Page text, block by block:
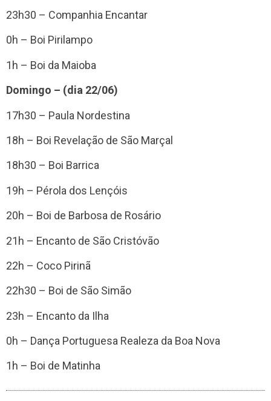
23h30 – Companhia Encantar
0h – Boi Pirilampo
1h – Boi da Maioba
Domingo – (dia 22/06)
17h30 – Paula Nordestina
18h – Boi Revelação de São Marçal
18h30 – Boi Barrica
19h – Pérola dos Lençóis
20h – Boi de Barbosa de Rosário
21h – Encanto de São Cristóvão
22h – Coco Pirinã
22h30 – Boi de São Simão
23h – Encanto da Ilha
0h – Dança Portuguesa Realeza da Boa Nova
1h – Boi de Matinha